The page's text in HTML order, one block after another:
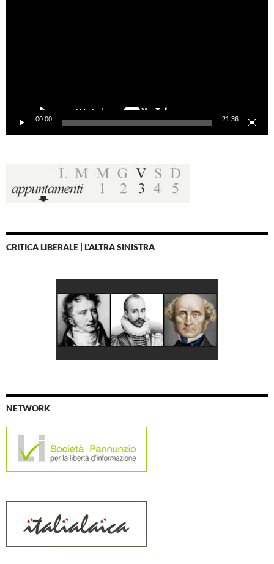
00:00 21:36
CRITICA LIBERALE | L'ALTRA SINISTRA
NETWORK